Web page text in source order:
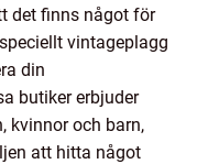
det finns något för
vintageplagg
din
butiker erbjuder
kvinnor och barn,
att hitta något